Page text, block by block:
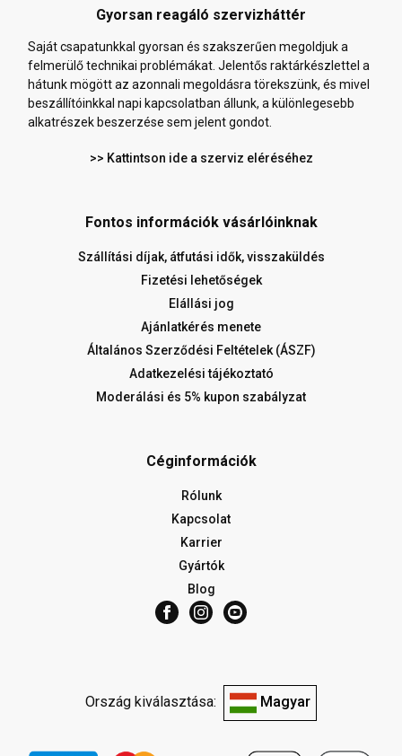
Gyorsan reagáló szervizháttér
Saját csapatunkkal gyorsan és szakszerűen megoldjuk a
felmerülő technikai problémákat. Jelentős raktárkészlettel a
hátunk mögött az azonnali megoldásra törekszünk, és mivel
beszállítóinkkal napi kapcsolatban állunk, a különlegesebb
alkatrészek beszerzése sem jelent gondot.
>> Kattintson ide a szerviz eléréséhez
Fontos információk vásárlóinknak
Szállítási díjak, átfutási idők, visszaküldés
Fizetési lehetőségek
Elállási jog
Ajánlatkérés menete
Általános Szerződési Feltételek (ÁSZF)
Adatkezelési tájékoztató
Moderálási és 5% kupon szabályzat
Céginformációk
Rólunk
Kapcsolat
Karrier
Gyártók
Blog
Ország kiválasztása: Magyar